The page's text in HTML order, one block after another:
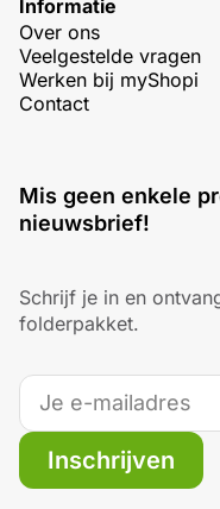
Informatie
Over ons
Veelgestelde vragen
Werken bij myShopi
Contact
Mis geen enkele
nieuwsbrief!
Schrijf je in en
folderpakket.
Inschrijven